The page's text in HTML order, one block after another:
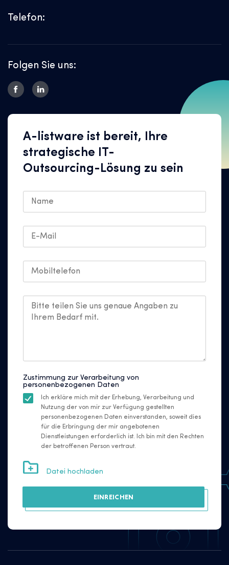
Telefon:
Folgen Sie uns:
A-listware ist bereit, Ihre
strategische IT-
Outsourcing-Lösung zu sein
Zustimmung zur Verarbeitung von
personenbezogenen Daten
Ich erkläre mich mit der Erhebung, Verarbeitung und
Nutzung der von mir zur Verfügung gestellten
personenbezogenen Daten einverstanden, soweit dies
für die Erbringung der mir angebotenen
Dienstleistungen erforderlich ist. Ich bin mit den Rechten
der betroffenen Person vertraut.
Datei hochladen
EINREICHEN